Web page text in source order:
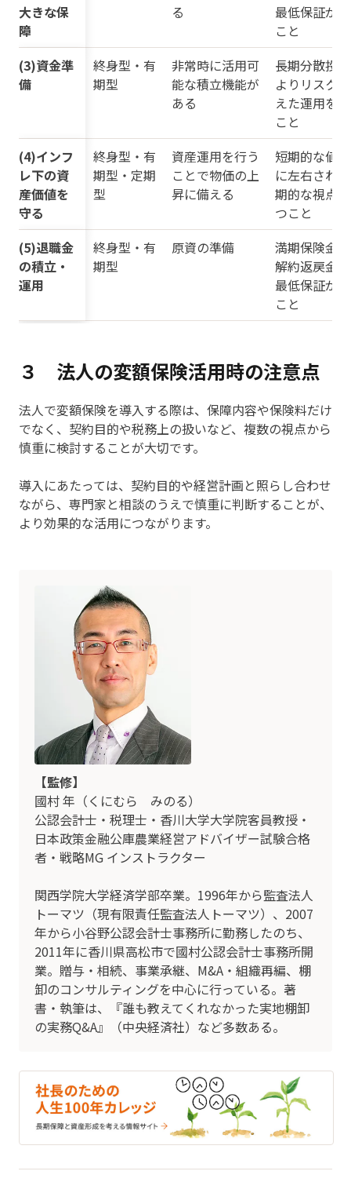
大きな保
障
る
最低保証が
こと
(3)資金準
備
終身型・有
期型
非常時に活用可
能な積立機能が
ある
長期分散投
よりリスク
えた運用を
こと
(4)インフ
レ下の資
産価値を
守る
終身型・有
期型・定期
型
資産運用を行う
ことで物価の上
昇に備える
短期的な値
に左右され
期的な視点
つこと
(5)退職金
の積立・
運用
終身型・有
期型
原資の準備
満期保険金
解約返戻金
最低保証が
こと
３ 法人の変額保険活用時の注意点
法人で変額保険を導入する際は、保障内容や保険料だけ
でなく、契約目的や税務上の扱いなど、複数の視点から
慎重に検討することが大切です。
導入にあたっては、契約目的や経営計画と照らし合わせ
ながら、専門家と相談のうえで慎重に判断することが、
より効果的な活用につながります。
【監修】
國村 年（くにむら みのる）
公認会計士・税理士・香川大学大学院客員教授・
日本政策金融公庫農業経営アドバイザー試験合格
者・戦略MG インストラクター
関西学院大学経済学部卒業。1996年から監査法人
トーマツ（現有限責任監査法人トーマツ）、2007
年から小谷野公認会計士事務所に勤務したのち、
2011年に香川県高松市で國村公認会計士事務所開
業。贈与・相続、事業承継、M&A・組織再編、棚
卸のコンサルティングを中心に行っている。著
書・執筆は、『誰も教えてくれなかった実地棚卸
の実務Q&A』（中央経済社）など多数ある。